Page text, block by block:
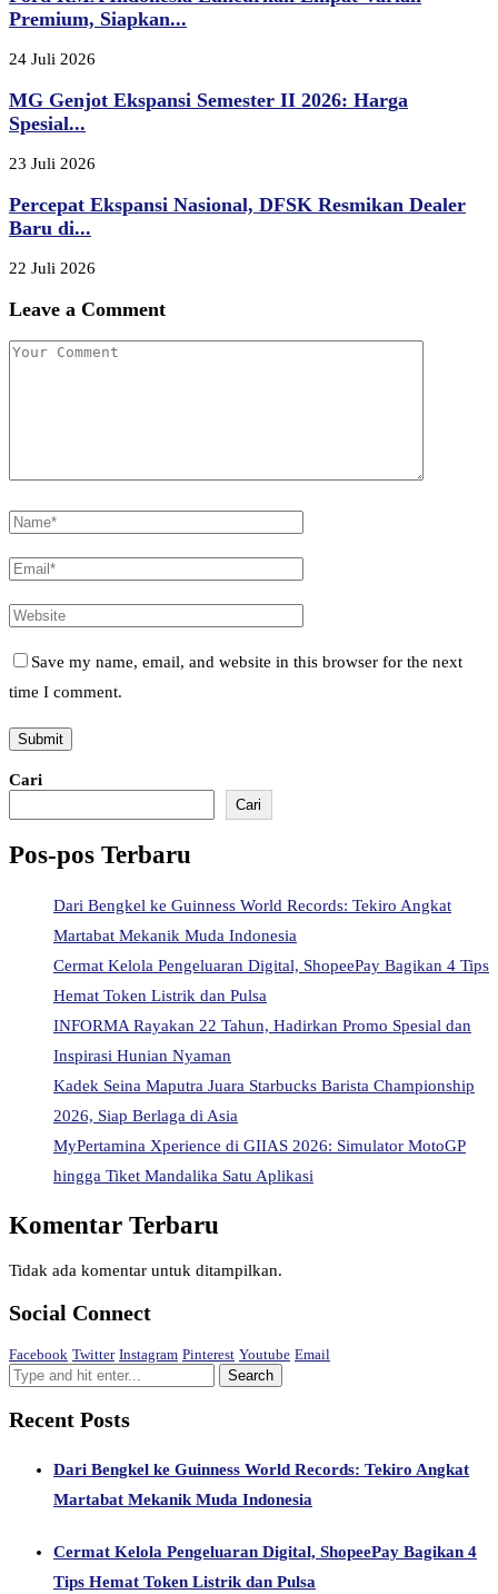
Premium, Siapkan...
24 Juli 2026
MG Genjot Ekspansi Semester II 2026: Harga
Spesial...
23 Juli 2026
Percepat Ekspansi Nasional, DFSK Resmikan Dealer
Baru di...
22 Juli 2026
Leave a Comment
Save my name, email, and website in this browser for the next
time I comment.
Cari
Cari
Pos-pos Terbaru
Dari Bengkel ke Guinness World Records: Tekiro Angkat
Martabat Mekanik Muda Indonesia
Cermat Kelola Pengeluaran Digital, ShopeePay Bagikan 4 Tips
Hemat Token Listrik dan Pulsa
INFORMA Rayakan 22 Tahun, Hadirkan Promo Spesial dan
Inspirasi Hunian Nyaman
Kadek Seina Maputra Juara Starbucks Barista Championship
2026, Siap Berlaga di Asia
MyPertamina Xperience di GIIAS 2026: Simulator MotoGP
hingga Tiket Mandalika Satu Aplikasi
Komentar Terbaru
Tidak ada komentar untuk ditampilkan.
Social Connect
Facebook Twitter Instagram Pinterest Youtube Email
Recent Posts
Dari Bengkel ke Guinness World Records: Tekiro Angkat
Martabat Mekanik Muda Indonesia
Cermat Kelola Pengeluaran Digital, ShopeePay Bagikan 4
Tips Hemat Token Listrik dan Pulsa